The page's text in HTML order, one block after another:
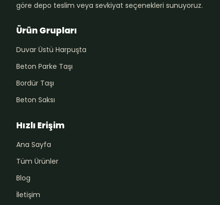
göre depo teslim veya sevkiyat seçenekleri sunuyoruz.
Ürün Grupları
Duvar Üstü Harpuşta
Beton Parke Taşı
Bordür Taşı
Beton Saksı
Hızlı Erişim
Ana Sayfa
Tüm Ürünler
Blog
İletişim